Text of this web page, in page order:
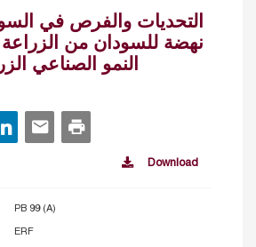
التحديات والفرص في
نهضة للسودان من الزراعة
النمو الصناعي
Download
PB 99 (A)
ERF